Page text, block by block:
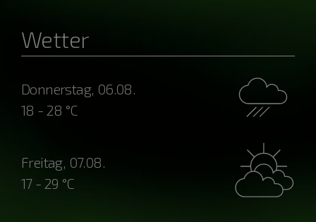
Wetter
Donnerstag, 06.08.
18 - 28 °C
Freitag, 07.08.
17 - 29 °C